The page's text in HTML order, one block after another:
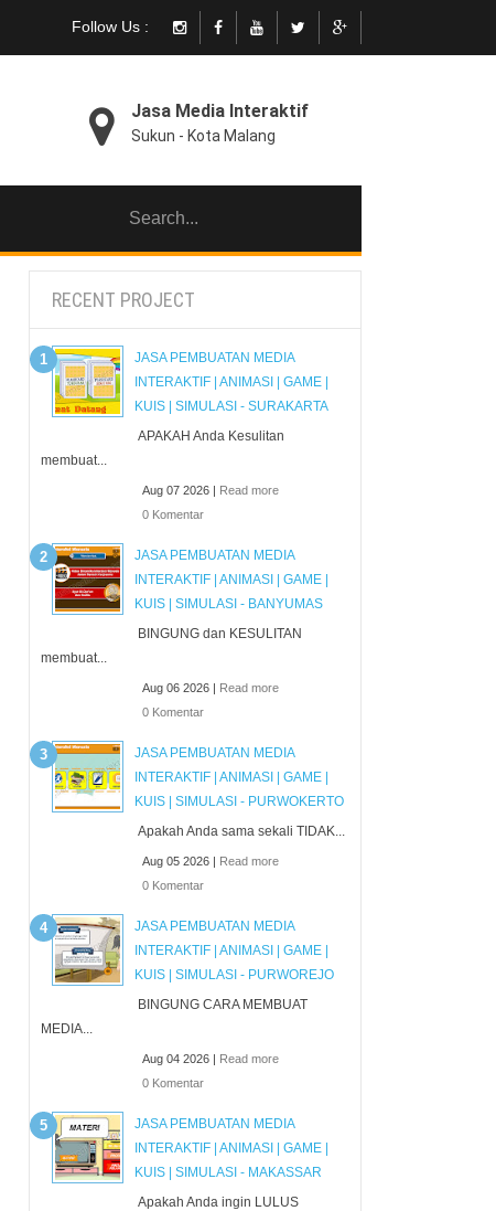
Follow Us :
Jasa Media Interaktif
Sukun - Kota Malang
RECENT PROJECT
JASA PEMBUATAN MEDIA
INTERAKTIF | ANIMASI | GAME |
KUIS | SIMULASI - SURAKARTA
APAKAH Anda Kesulitan
membuat...
Aug 07 2026 | Read more
0 Komentar
JASA PEMBUATAN MEDIA
INTERAKTIF | ANIMASI | GAME |
KUIS | SIMULASI - BANYUMAS
BINGUNG dan KESULITAN
membuat...
Aug 06 2026 | Read more
0 Komentar
JASA PEMBUATAN MEDIA
INTERAKTIF | ANIMASI | GAME |
KUIS | SIMULASI - PURWOKERTO
Apakah Anda sama sekali TIDAK...
Aug 05 2026 | Read more
0 Komentar
JASA PEMBUATAN MEDIA
INTERAKTIF | ANIMASI | GAME |
KUIS | SIMULASI - PURWOREJO
BINGUNG CARA MEMBUAT
MEDIA...
Aug 04 2026 | Read more
0 Komentar
JASA PEMBUATAN MEDIA
INTERAKTIF | ANIMASI | GAME |
KUIS | SIMULASI - MAKASSAR
Apakah Anda ingin LULUS